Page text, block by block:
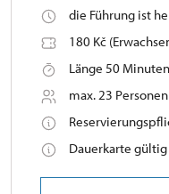
die Führung ist
180 Kč
Länge 50 Minuten
max. 23 Personen
Dauerkarte gültig